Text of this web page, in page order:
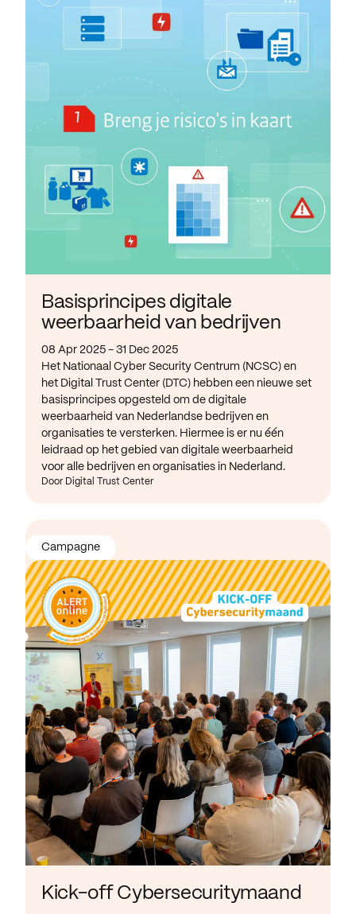
Basisprincipes digitale
weerbaarheid van bedrijven
08 Apr 2025 - 31 Dec 2025
Het Nationaal Cyber Security Centrum (NCSC) en
het Digital Trust Center (DTC) hebben een nieuwe set
basisprincipes opgesteld om de digitale
weerbaarheid van Nederlandse bedrijven en
organisaties te versterken. Hiermee is er nu één
leidraad op het gebied van digitale weerbaarheid
voor alle bedrijven en organisaties in Nederland.
Door Digital Trust Center
Kick-off Cybersecuritymaand
Campagne